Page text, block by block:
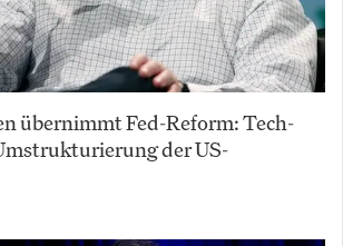
übernimmt Fed-Reform: Tech-
der US-